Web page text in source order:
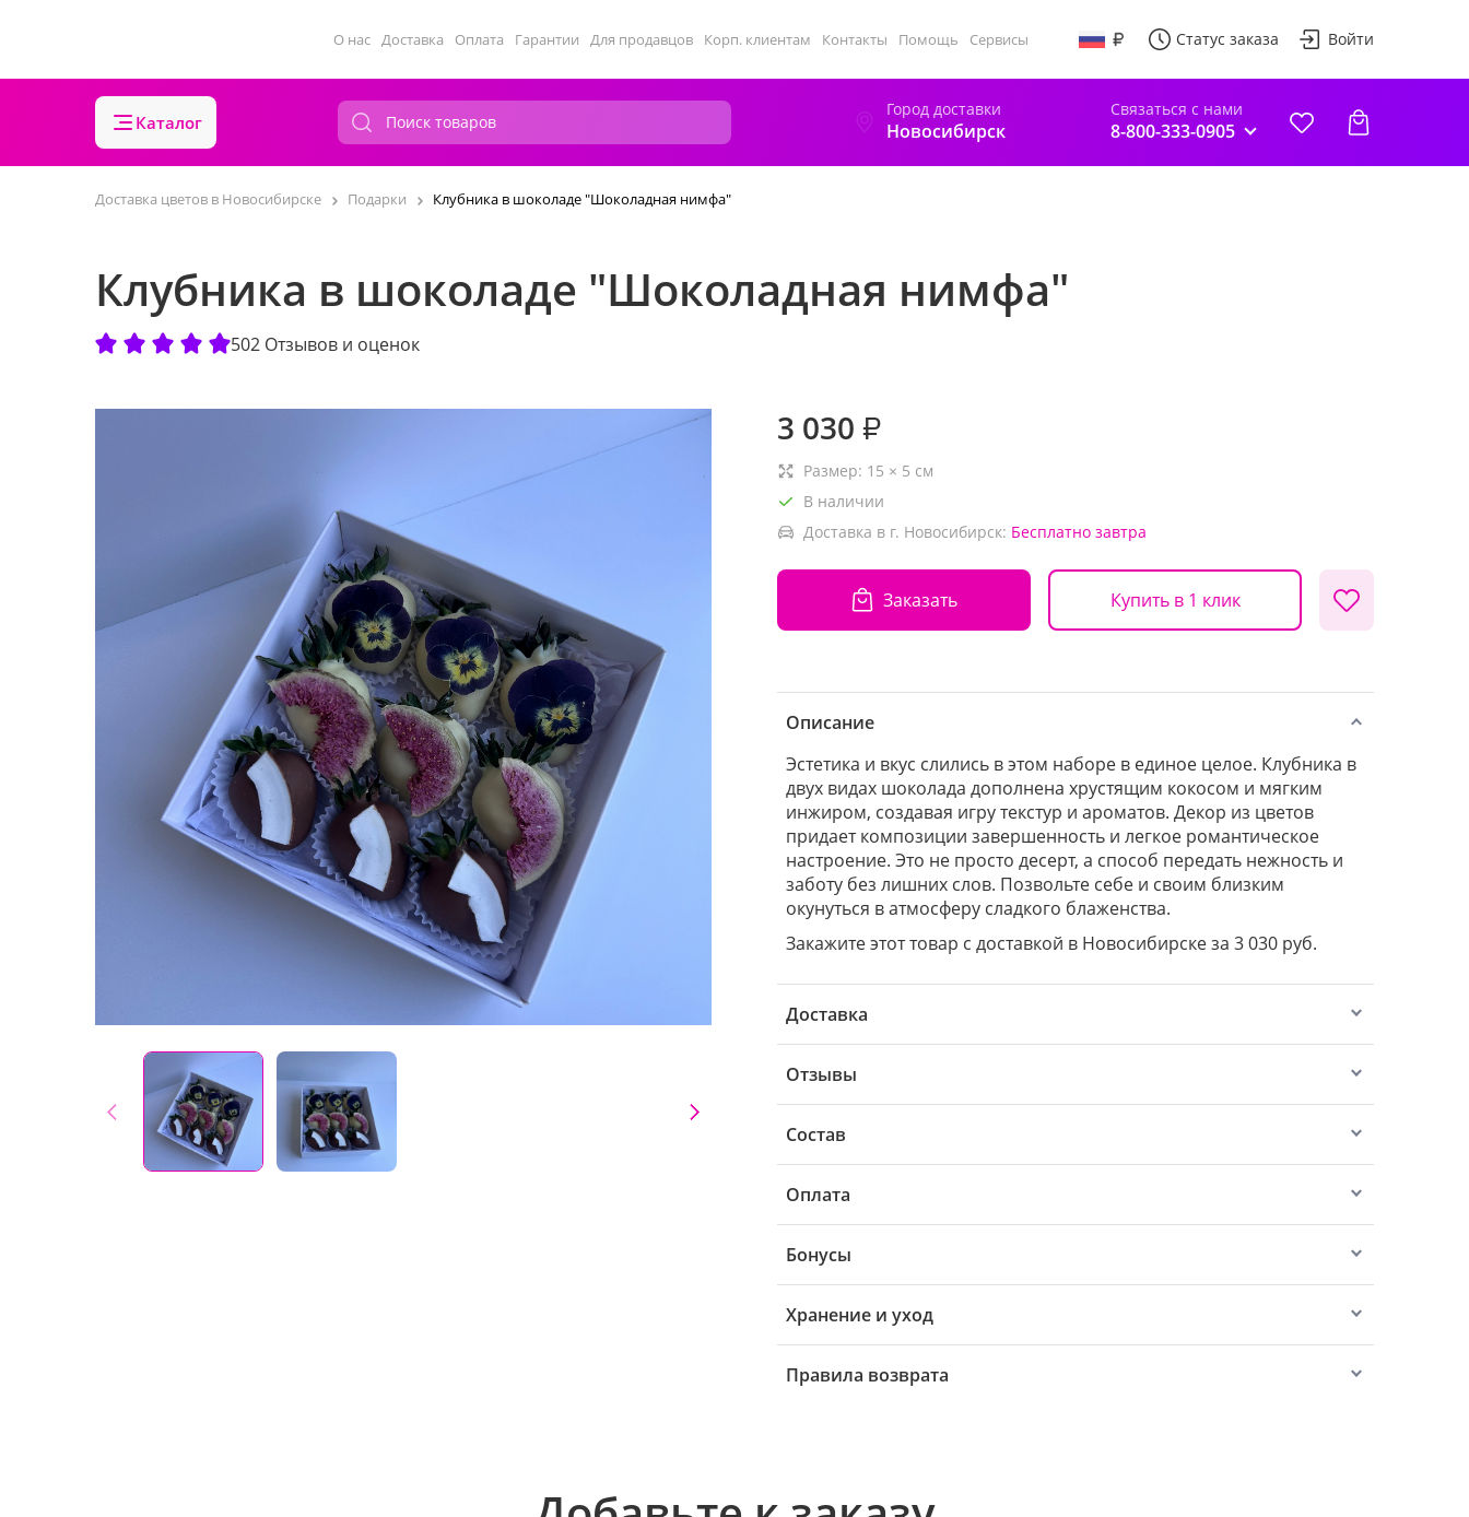
О нас Доставка Оплата Гарантии Для продавцов Корп. клиентам Контакты Помощь Сервисы Статус заказа Войти
Каталог
Город доставки
Новосибирск
Связаться с нами
8-800-333-0905
Доставка цветов в Новосибирске Подарки Клубника в шоколаде "Шоколадная нимфа"
Клубника в шоколаде "Шоколадная нимфа"
502 Отзывов и оценок
3 030 ₽
Размер: 15 × 5 см
В наличии
Доставка в г. Новосибирск: Бесплатно завтра
Заказать Купить в 1 клик
Описание
Эстетика и вкус слились в этом наборе в единое целое. Клубника в
двух видах шоколада дополнена хрустящим кокосом и мягким
инжиром, создавая игру текстур и ароматов. Декор из цветов
придает композиции завершенность и легкое романтическое
настроение. Это не просто десерт, а способ передать нежность и
заботу без лишних слов. Позвольте себе и своим близким
окунуться в атмосферу сладкого блаженства.
Закажите этот товар с доставкой в Новосибирске за 3 030 руб.
Доставка
Отзывы
Состав
Оплата
Бонусы
Хранение и уход
Правила возврата